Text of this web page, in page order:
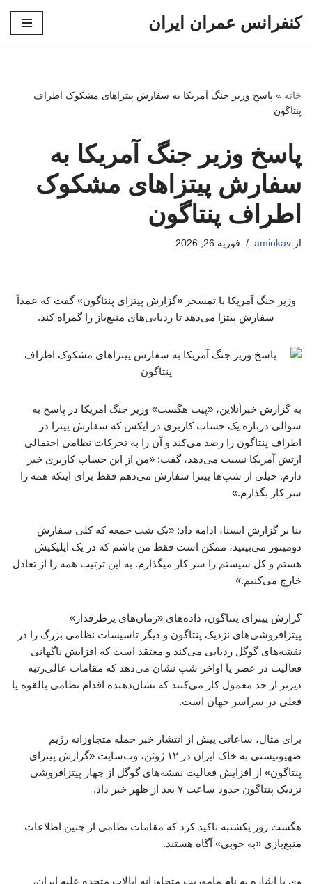
کنفرانس عمران ایران
خانه » پاسخ وزیر جنگ آمریکا به سفارش پیتزاهای مشکوک اطراف
پنتاگون
پاسخ وزیر جنگ آمریکا به
سفارش پیتزاهای مشکوک
اطراف پنتاگون
از aminkav فوریه 26, 2026
وزیر جنگ آمریکا با تمسخر «گزارش پیتزای پنتاگون» گفت که عمداً
سفارش پیتزا می‌دهد تا ردیابی‌های منبع‌باز را گمراه کند.
به گزارش خبرآنلاین، «پیت هگست» وزیر جنگ آمریکا در پاسخ به
سوالی درباره یک حساب کاربری در ایکس که سفارش پیتزا در
اطراف پنتاگون را رصد می‌کند و آن را به تحرکات نظامی احتمالی
ارتش آمریکا نسبت می‌دهد، گفت: «من از این حساب کاربری خبر
دارم. خیلی از شب‌ها پیتزا سفارش می‌دهم فقط برای اینکه همه را
سر کار بگذارم.»
بنا بر گزارش ایسنا، ادامه داد: «یک شب جمعه که کلی سفارش
دومینوز می‌بینید، ممکن است فقط من باشم که در یک اپلیکیش
هستم و کل سیستم را سر کار میگذارم. به این ترتیب همه را از تعادل
خارج می‌کنیم.»
گزارش پیتزای پنتاگون، داده‌های «زمان‌های پرطرفدار»
پیتزافروشی‌های نزدیک پنتاگون و دیگر تاسیسات نظامی بزرگ را در
نقشه‌های گوگل ردیابی می‌کند و معتقد است که افزایش ناگهانی
فعالیت در عصر یا اواخر شب نشان می‌دهد که مقامات عالی‌رتبه
دیرتر از حد معمول کار می‌کنند که نشان‌دهنده اقدام نظامی بالقوه یا
فعلی در سراسر جهان است.
برای مثال، ساعاتی پیش از انتشار خبر حمله متجاوزانه رژیم
صهیونیستی به خاک ایران در ۱۲ ژوئن، وب‌سایت «گزارش پیتزای
پنتاگون» از افزایش فعالیت نقشه‌های گوگل از چهار پیتزافروشی
نزدیک پنتاگون حدود ساعت ۷ بعد از ظهر خبر داد.
هگست روز یکشنبه تاکید کرد که مقامات نظامی از چنین اطلاعات
منبع‌بازی «به خوبی» آگاه هستند.
وی با اشاره به نام ماموریت متجاوزانه ایالات متحده علیه ایران،